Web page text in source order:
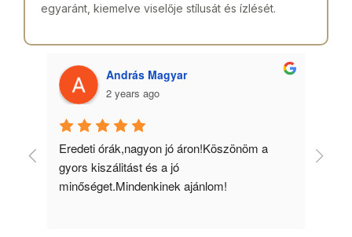
egyaránt, kiemelve viselője stílusát és ízlését.
András Magyar
2 years ago
Eredeti órák,nagyon jó áron!Köszönöm a
gyors kiszálitást és a jó
minőséget.Mindenkinek ajánlom!